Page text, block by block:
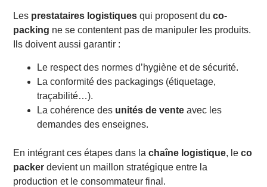
Les prestataires logistiques qui proposent duco-
packing ne se contentent pas de manipuler les produits.
Ils doivent aussi garantir :
Le respect des normes d’hygiène et de sécurité.
La conformité des packagings (étiquetage,
traçabilité…).
La cohérence des unités de vente avec les
demandes des enseignes.
En intégrant ces étapes dans lachaîne logistique, leco
packer devient un maillon stratégique entre la
production et le consommateur final.